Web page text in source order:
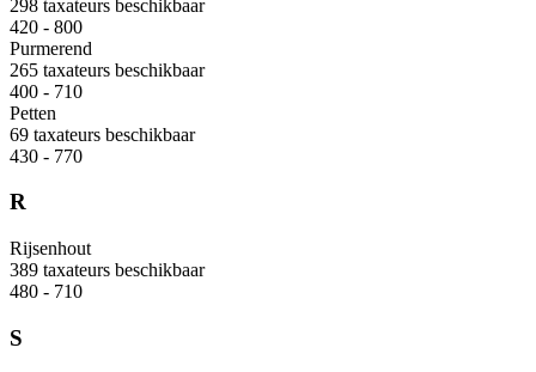
298 taxateurs beschikbaar
420 - 800
Purmerend
265 taxateurs beschikbaar
400 - 710
Petten
69 taxateurs beschikbaar
430 - 770
R
Rijsenhout
389 taxateurs beschikbaar
480 - 710
S